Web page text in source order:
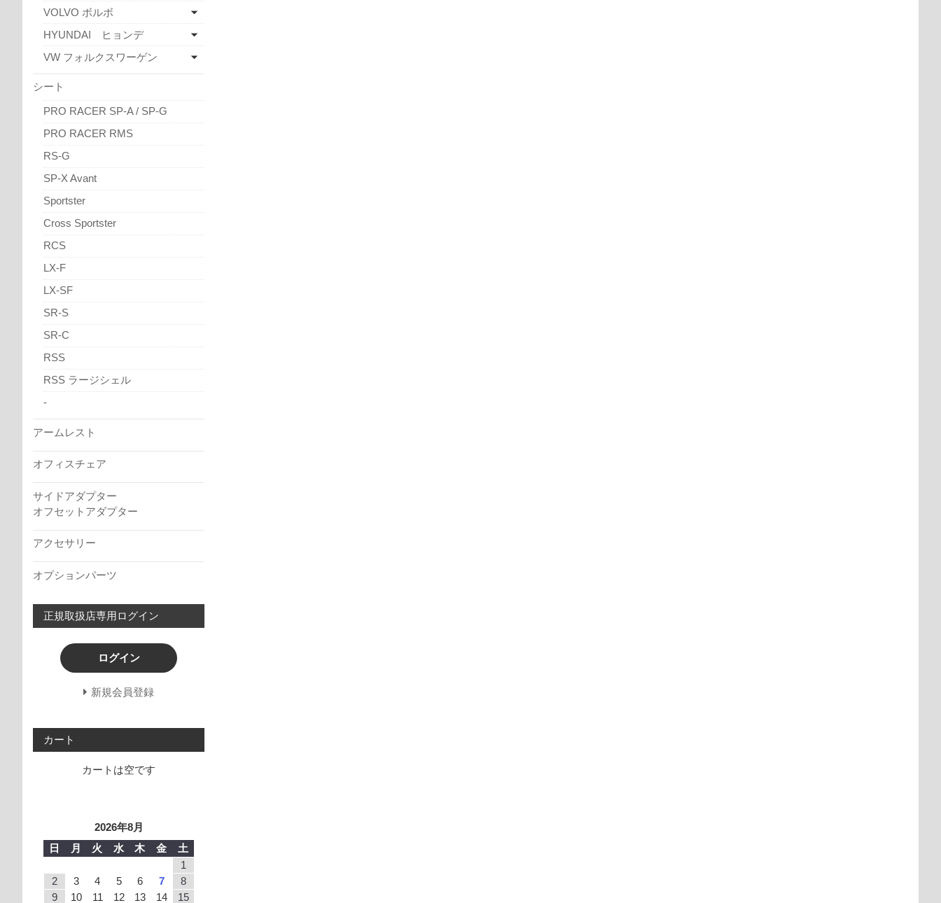
VOLVO ボルボ
HYUNDAI ヒョンデ
VW フォルクスワーゲン
シート
PRO RACER SP-A / SP-G
PRO RACER RMS
RS-G
SP-X Avant
Sportster
Cross Sportster
RCS
LX-F
LX-SF
SR-S
SR-C
RSS
RSS ラージシェル
-
アームレスト
オフィスチェア
サイドアダプター
オフセットアダプター
アクセサリー
オプションパーツ
正規取扱店専用ログイン
ログイン
新規会員登録
カート
カートは空です
2026年8月
日
月 火 水 木 金
土
1
2
3 4 5 6 7
8
9
10 11 12 13 14 15